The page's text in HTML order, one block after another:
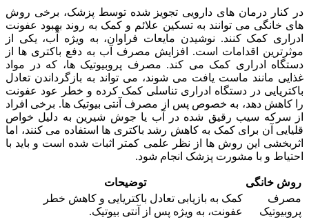
در کنار درمان های دارویی تجویز شده توسط پزشک، برخی روش
های خانگی می توانند به تسکین علائم و کمک به روند بهبود عفونت
ادراری کمک کنند. نوشیدن مایعات فراوان، به ویژه آب، یکی از
موثرترین اقدامات است. افزایش مصرف آب به دفع باکتری ها از
دستگاه ادراری کمک می کند. مصرف پروبیوتیک ها، که در مواد
غذایی مانند ماست یافت می شوند، می تواند به بازگرداندن تعادل
باکتریایی در دستگاه ادراری تناسلی کمک کرده و خطر عود عفونت
را کاهش دهد، به خصوص پس از مصرف آنتی بیوتیک ها. برخی افراد
از سرکه سیب رقیق شده در آب یا جوش شیرین به دلیل خواص
قلیایی آن برای کمک به کاهش رشد باکتری ها استفاده می کنند، اما
اثربخشی این روش ها از نظر علمی کمتر اثبات شده است و باید با
احتیاط و با مشورت پزشک انجام شود.
روش خانگی
توضیحات
مصرف
پروبیوتیک
کمک به بازیابی تعادل باکتریایی و کاهش خطر
عفونت، به ویژه پس از آنتی بیوتیک.